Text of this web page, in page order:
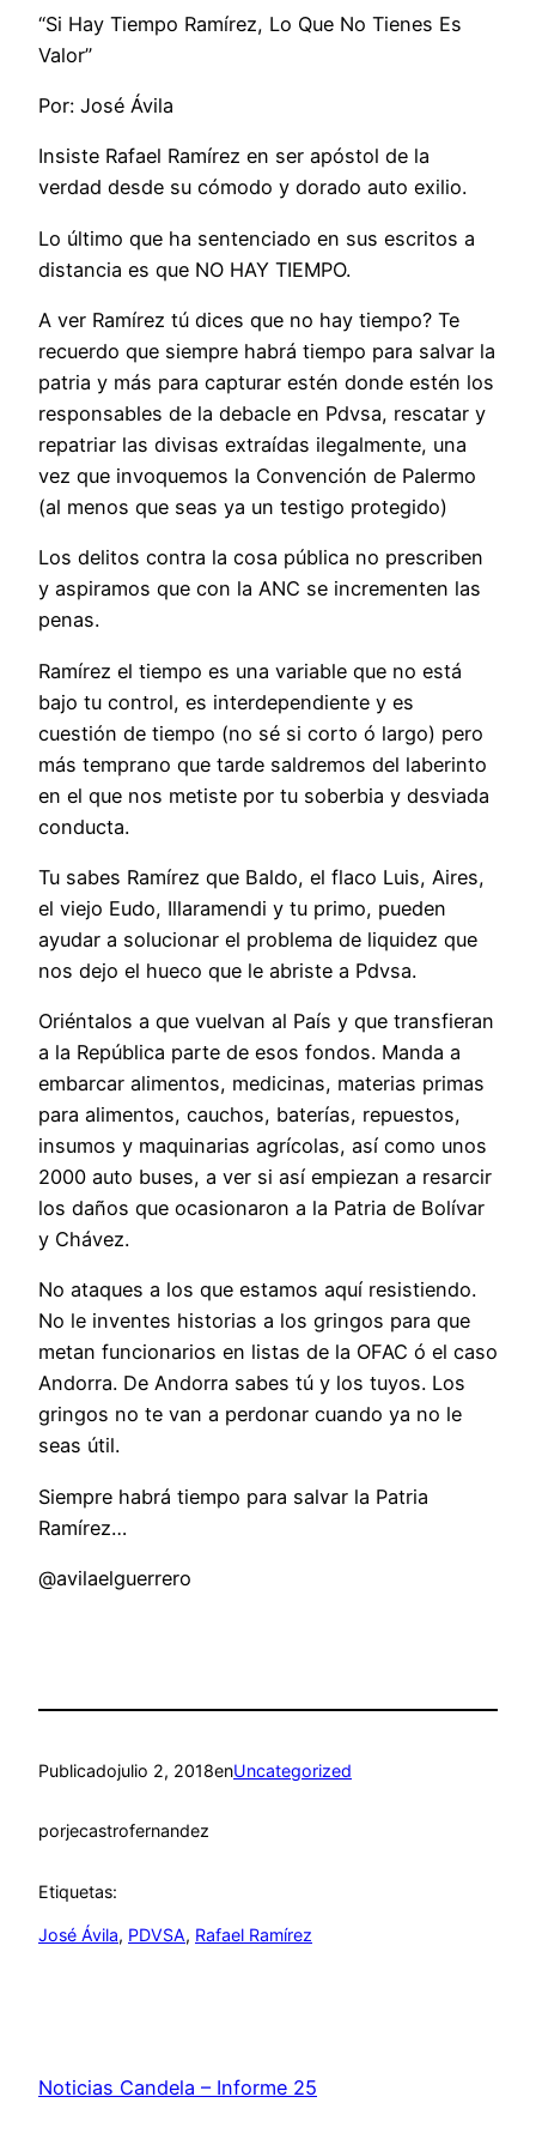
“Si Hay Tiempo Ramírez, Lo Que No Tienes Es
Valor”
Por: José Ávila
Insiste Rafael Ramírez en ser apóstol de la
verdad desde su cómodo y dorado auto exilio.
Lo último que ha sentenciado en sus escritos a
distancia es que NO HAY TIEMPO.
A ver Ramírez tú dices que no hay tiempo? Te
recuerdo que siempre habrá tiempo para salvar la
patria y más para capturar estén donde estén los
responsables de la debacle en Pdvsa, rescatar y
repatriar las divisas extraídas ilegalmente, una
vez que invoquemos la Convención de Palermo
(al menos que seas ya un testigo protegido)
Los delitos contra la cosa pública no prescriben
y aspiramos que con la ANC se incrementen las
penas.
Ramírez el tiempo es una variable que no está
bajo tu control, es interdependiente y es
cuestión de tiempo (no sé si corto ó largo) pero
más temprano que tarde saldremos del laberinto
en el que nos metiste por tu soberbia y desviada
conducta.
Tu sabes Ramírez que Baldo, el flaco Luis, Aires,
el viejo Eudo, Illaramendi y tu primo, pueden
ayudar a solucionar el problema de liquidez que
nos dejo el hueco que le abriste a Pdvsa.
Oriéntalos a que vuelvan al País y que transfieran
a la República parte de esos fondos. Manda a
embarcar alimentos, medicinas, materias primas
para alimentos, cauchos, baterías, repuestos,
insumos y maquinarias agrícolas, así como unos
2000 auto buses, a ver si así empiezan a resarcir
los daños que ocasionaron a la Patria de Bolívar
y Chávez.
No ataques a los que estamos aquí resistiendo.
No le inventes historias a los gringos para que
metan funcionarios en listas de la OFAC ó el caso
Andorra. De Andorra sabes tú y los tuyos. Los
gringos no te van a perdonar cuando ya no le
seas útil.
Siempre habrá tiempo para salvar la Patria
Ramírez…
@avilaelguerrero
Publicadojulio 2, 2018enUncategorized
porjecastrofernandez
Etiquetas:
José Ávila, PDVSA, Rafael Ramírez
Noticias Candela – Informe 25